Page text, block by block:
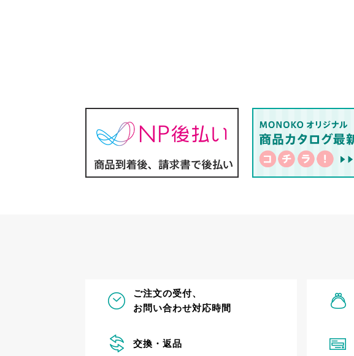
ご注文の受付、
お問い合わせ対応時間
交換・返品